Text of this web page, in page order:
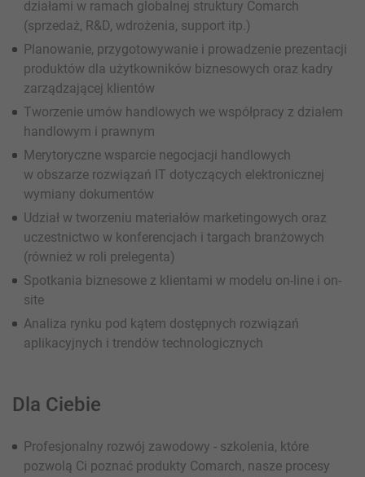
działami w ramach globalnej struktury Comarch
(sprzedaż, R&D, wdrożenia, support itp.)
Planowanie, przygotowywanie i prowadzenie prezentacji
produktów dla użytkowników biznesowych oraz kadry
zarządzającej klientów
Tworzenie umów handlowych we współpracy z działem
handlowym i prawnym
Merytoryczne wsparcie negocjacji handlowych
w obszarze rozwiązań IT dotyczących elektronicznej
wymiany dokumentów
Udział w tworzeniu materiałów marketingowych oraz
uczestnictwo w konferencjach i targach branżowych
(również w roli prelegenta)
Spotkania biznesowe z klientami w modelu on-line i on-
site
Analiza rynku pod kątem dostępnych rozwiązań
aplikacyjnych i trendów technologicznych
Dla Ciebie
Profesjonalny rozwój zawodowy - szkolenia, które
pozwolą Ci poznać produkty Comarch, nasze procesy